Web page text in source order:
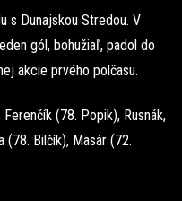
s Dunajskou Stredou. V
gól, bohužiaľ, padol do
akcie prvého polčasu.
(78. Popik), Rusnák,
(78. Bilčík), Masár (72.